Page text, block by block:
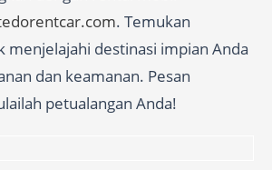
. Temukan
menjelajahi destinasi impian Anda
dan keamanan. Pesan
petualangan Anda!